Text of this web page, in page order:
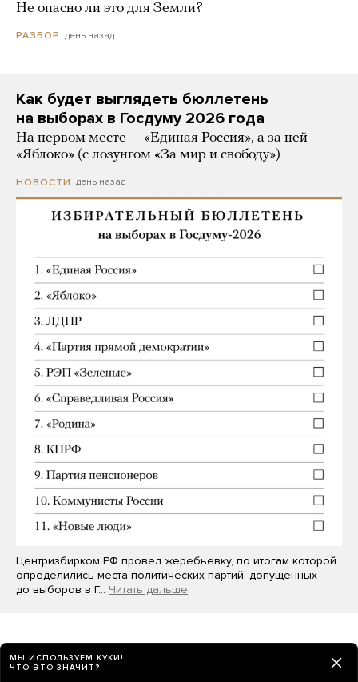
Не опасно ли это для Земли?
РАЗБОР день назад
Как будет выглядеть бюллетень
на выборах в Госдуму 2026 года
На первом месте — «Единая Россия», а за ней —
«Яблоко» (с лозунгом «За мир и свободу»)
НОВОСТИ день назад
Центризбирком РФ провел жеребьевку, по итогам которой
определились места политических партий, допущенных
до выборов в Г… Читать дальше
МЫ ИСПОЛЬЗУЕМ КУКИ!
ЧТО ЭТО ЗНАЧИТ?